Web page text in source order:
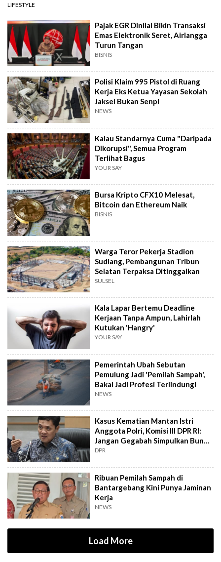
LIFESTYLE
Pajak EGR Dinilai Bikin Transaksi
Emas Elektronik Seret, Airlangga
Turun Tangan
BISNIS
Polisi Klaim 995 Pistol di Ruang
Kerja Eks Ketua Yayasan Sekolah
Jaksel Bukan Senpi
NEWS
Kalau Standarnya Cuma "Daripada
Dikorupsi", Semua Program
Terlihat Bagus
YOUR SAY
Bursa Kripto CFX10 Melesat,
Bitcoin dan Ethereum Naik
BISNIS
Warga Teror Pekerja Stadion
Sudiang, Pembangunan Tribun
Selatan Terpaksa Ditinggalkan
SULSEL
Kala Lapar Bertemu Deadline
Kerjaan Tanpa Ampun, Lahirlah
Kutukan 'Hangry'
YOUR SAY
Pemerintah Ubah Sebutan
Pemulung Jadi 'Pemilah Sampah',
Bakal Jadi Profesi Terlindungi
NEWS
Kasus Kematian Mantan Istri
Anggota Polri, Komisi III DPR RI:
Jangan Gegabah Simpulkan Bunuh
Diri
DPR
Ribuan Pemilah Sampah di
Bantargebang Kini Punya Jaminan
Kerja
NEWS
Load More